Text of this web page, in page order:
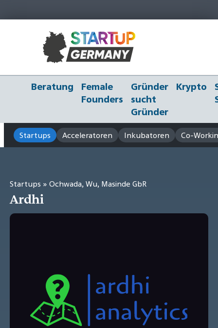
Beratung
Female
Founders
Gründer
sucht
Gründer
Krypto
Startups Acceleratoren Inkubatoren Co-
Startups » Ochwada, Wu, Masinde GbR
Ardhi